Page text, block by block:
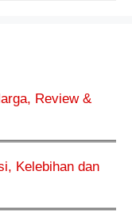
Review &
Kelebihan dan